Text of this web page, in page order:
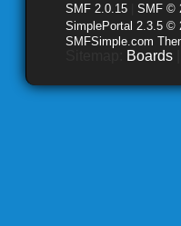
SMF 2.0.15 SMF ©
SimplePortal 2.3.5 ©
SMFSimple.com
Boards